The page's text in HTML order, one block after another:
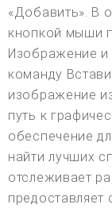
«Добавить». В
кнопкой мыши
Изображение и
команду
изображение
путь к
обеспечение
найти лучших
отслеживает